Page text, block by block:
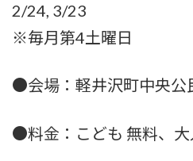
2/24, 3/23
※毎月第4土曜日
●会場：軽井沢町中央公
●料金：こども 無料、大